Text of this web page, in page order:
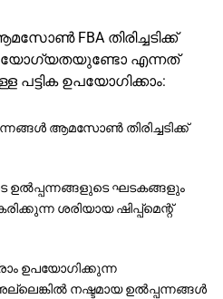
FBA തിരിച്ചടിക്ക്
യോഗ്യതയുണ്ടോ എന്നത്
പട്ടിക ഉപയോഗിക്കാം:
ആമസോൺ തിരിച്ചടിക്ക്
ഉൽപ്പന്നങ്ങളുടെ ഘടകങ്ങളും
ശരിയായ ഷിപ്പ്മെന്റ്
ഉപയോഗിക്കുന്ന
നഷ്ടമായ ഉൽപ്പന്നങ്ങൾ